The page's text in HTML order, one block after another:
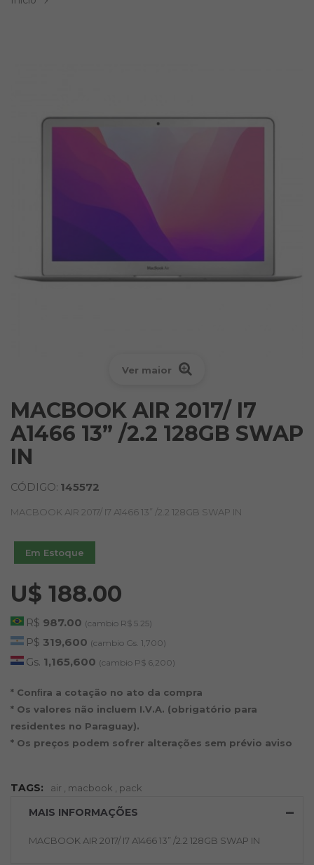
Ver maior
MACBOOK AIR 2017/ I7
A1466 13” /2.2 128GB SWAP
IN
CÓDIGO: 145572
MACBOOK AIR 2017/ I7 A1466 13” /2.2 128GB SWAP IN
Em Estoque
U$ 188.00
R$ 987.00 (cambio R$ 5.25)
P$ 319,600 (cambio Gs. 1,700)
Gs. 1,165,600 (cambio P$ 6,200)
* Conﬁra a cotação no ato da compra
* Os valores não incluem I.V.A. (obrigatório para
residentes no Paraguay).
* Os preços podem sofrer alterações sem prévio aviso
TAGS: air , macbook , pack
MAIS INFORMAÇÕES
MACBOOK AIR 2017/ I7 A1466 13” /2.2 128GB SWAP IN